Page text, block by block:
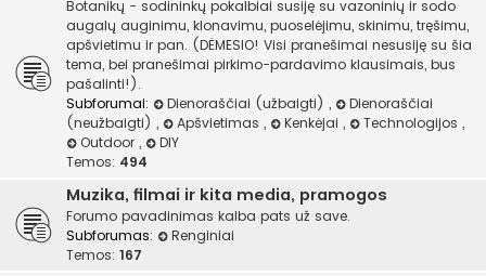
Botanikų - sodininkų pokalbiai susiję su vazoninių ir sodo
augalų auginimu, klonavimu, puoselėjimu, skinimu, tręšimu,
apšvietimu ir pan. (DĖMESIO! Visi pranešimai nesusiję su šia
tema, bei pranešimai pirkimo-pardavimo klausimais, bus
pašalinti!).
Subforumai:
Dienoraščiai (užbaigti) ,
Dienoraščiai
(neužbaigti) , Apšvietimas , Kenkėjai , Technologijos ,
Outdoor ,
DIY
Temos: 494
Muzika, filmai ir kita media, pramogos
Forumo pavadinimas kalba pats už save.
Subforumas:
Renginiai
Temos: 167